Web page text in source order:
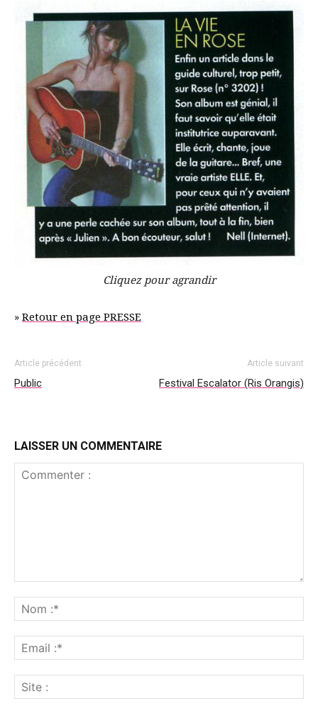
Cliquez pour agrandir
» Retour en page PRESSE
Article précédent
Public
Article suivant
Festival Escalator (Ris Orangis)
LAISSER UN COMMENTAIRE